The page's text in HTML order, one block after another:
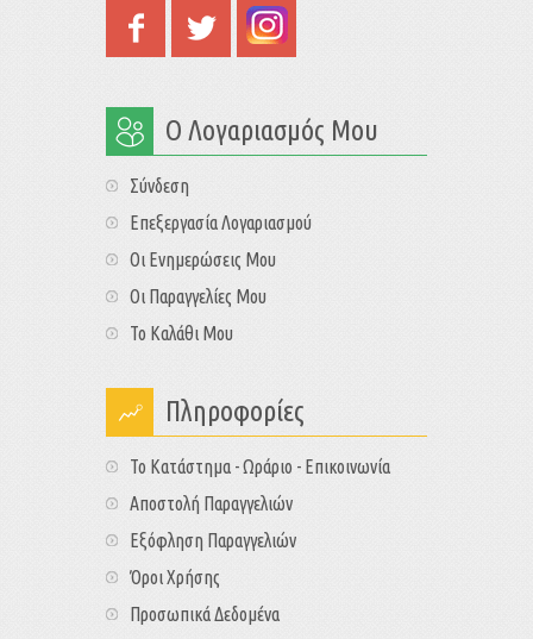
Ο Λογαριασμός Μου
Σύνδεση
Επεξεργασία Λογαριασμού
Οι Ενημερώσεις Μου
Οι Παραγγελίες Μου
Το Καλάθι Μου
Πληροφορίες
Το Κατάστημα - Ωράριο - Επικοινωνία
Αποστολή Παραγγελιών
Εξόφληση Παραγγελιών
Όροι Χρήσης
Προσωπικά Δεδομένα